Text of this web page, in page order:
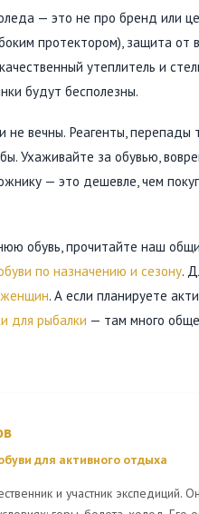
— это не про бренд или
протектором), защита
утеплитель и
будут бесполезны.
вечны. Реагенты, перепады
Ухаживайте за обувью,
— это дешевле, чем
обувь, прочитайте наш
по назначению и сезону.
. А если планируете
для рыбалки — там много
для активного отдыха
и участник экспедиций.